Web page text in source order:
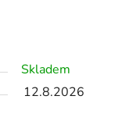
Skladem
12.8.2026